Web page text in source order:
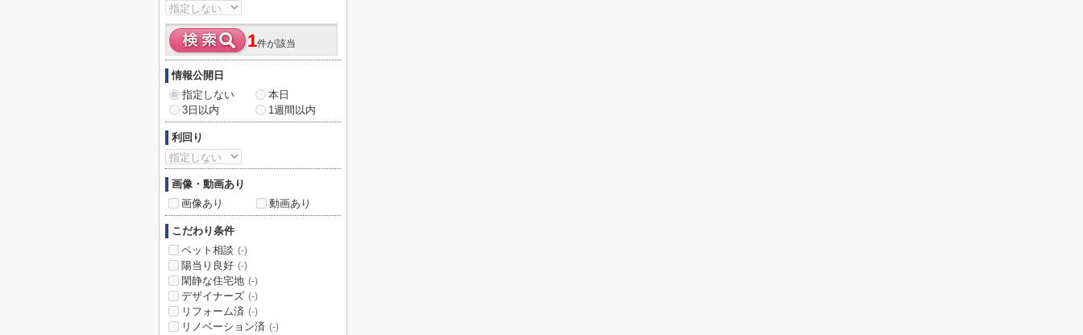
1件が該当
情報公開日
指定しない
本日
3日以内
1週間以内
利回り
画像・動画あり
画像あり
動画あり
こだわり条件
ペット相談 (-)
陽当り良好 (-)
閑静な住宅地 (-)
デザイナーズ (-)
リフォーム済 (-)
リノベーション済 (-)